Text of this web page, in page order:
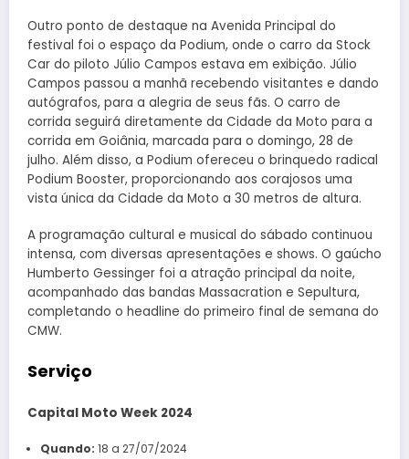
Outro ponto de destaque na Avenida Principal do
festival foi o espaço da Podium, onde o carro da Stock
Car do piloto Júlio Campos estava em exibição. Júlio
Campos passou a manhã recebendo visitantes e dando
autógrafos, para a alegria de seus fãs. O carro de
corrida seguirá diretamente da Cidade da Moto para a
corrida em Goiânia, marcada para o domingo, 28 de
julho. Além disso, a Podium ofereceu o brinquedo radical
Podium Booster, proporcionando aos corajosos uma
vista única da Cidade da Moto a 30 metros de altura.
A programação cultural e musical do sábado continuou
intensa, com diversas apresentações e shows. O gaúcho
Humberto Gessinger foi a atração principal da noite,
acompanhado das bandas Massacration e Sepultura,
completando o headline do primeiro final de semana do
CMW.
Serviço
Capital Moto Week 2024
Quando: 18 a 27/07/2024